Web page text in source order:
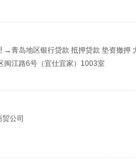
→青岛地区银行贷款 抵押贷款 垫资撤押
闽江路6号（宜仕宜家）1003室
公司